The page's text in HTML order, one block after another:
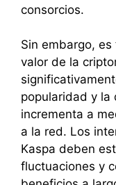
consorcios.
Sin embargo,
valor de la
popularidad y la
incrementa a
a la red. Los
Kaspa deben
fluctuaciones y